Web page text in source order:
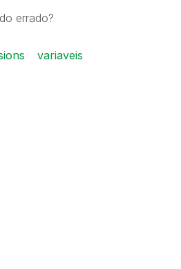
errado?
variaveis